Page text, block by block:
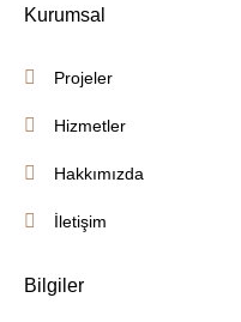
Kurumsal
Projeler
Hizmetler
Hakkımızda
İletişim
Bilgiler